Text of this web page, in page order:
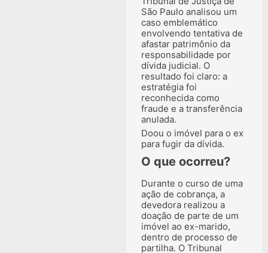
São Paulo analisou um
caso emblemático
envolvendo tentativa de
afastar patrimônio da
responsabilidade por
dívida judicial. O
resultado foi claro: a
estratégia foi
reconhecida como
fraude e a transferência
anulada.
Doou o imóvel para o ex
para fugir da dívida.
O que ocorreu?
Durante o curso de uma
ação de cobrança, a
devedora realizou a
doação de parte de um
imóvel ao ex-marido,
dentro de processo de
partilha. O Tribunal